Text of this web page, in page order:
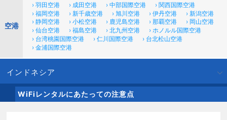
空港
› 羽田空港 › 成田空港 › 中部国際空港
› 関西国際空港
› 福岡空港
› 新千歳空港 › 旭川空港 › 伊丹空港
› 新潟空港
› 静岡空港
› 小松空港 › 鹿児島空港 › 那覇空港
› 岡山空港
› 仙台空港
› 福島空港 › 北九州空港
› ホノルル国際空港
› 台湾桃園国際空港
› 仁川国際空港
› 台北松山空港
› 金浦国際空港
インドネシア
WiFiレンタルにあたっての注意点